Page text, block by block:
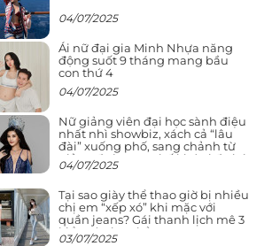
04/07/2025
Ái nữ đại gia Minh Nhựa năng
động suốt 9 tháng mang bầu
con thứ 4
04/07/2025
Nữ giảng viên đại học sành điệu
nhất nhì showbiz, xách cả “lâu
đài” xuống phố, sang chảnh từ
giảng đường ra phố khó ai đọ lại
04/07/2025
Tại sao giày thể thao giờ bị nhiều
chị em “xếp xó” khi mặc với
quần jeans? Gái thanh lịch mê 3
kiểu này hơn hẳn
03/07/2025